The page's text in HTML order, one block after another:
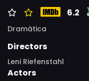
6.2
Dramàtica
Directors
Leni Riefenstahl
Actors